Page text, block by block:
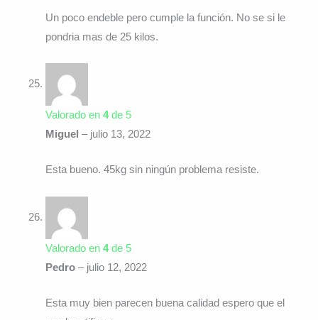
Un poco endeble pero cumple la función. No se si le
pondria mas de 25 kilos.
Valorado en 4de 5
Miguel – julio 13, 2022
Esta bueno. 45kg sin ningún problema resiste.
Valorado en 4de 5
Pedro – julio 12, 2022
Esta muy bien parecen buena calidad espero que el